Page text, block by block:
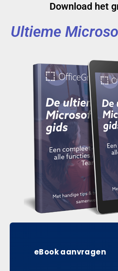
Download het
Ultieme
eBook aanvragen